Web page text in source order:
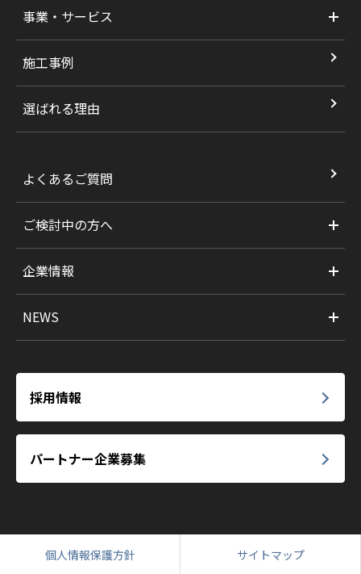
事業・サービス
施工事例
選ばれる理由
よくあるご質問
ご検討中の方へ
企業情報
NEWS
採用情報
パートナー企業募集
個人情報保護方針 サイトマップ